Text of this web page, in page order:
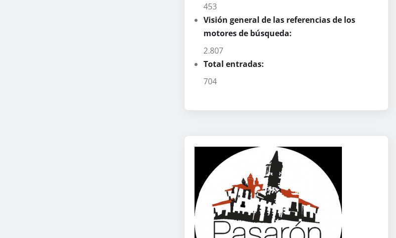
453
Visión general de las referencias de los
motores de búsqueda:
2.807
Total entradas:
704